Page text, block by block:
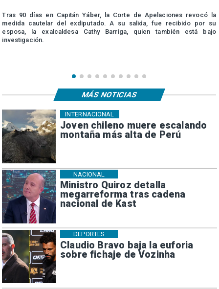
Tras 90 días en Capitán Yáber, la Corte de Apelaciones revocó la
medida cautelar del exdiputado. A su salida, fue recibido por su
esposa, la exalcaldesa Cathy Barriga, quien también está bajo
investigación.
Joven chileno muere escalando
montaña más alta de Perú
INTERNACIONAL
Ministro Quiroz detalla
megarreforma tras cadena
nacional de Kast
NACIONAL
Claudio Bravo baja la euforia
sobre fichaje de Vozinha
DEPORTES
MÁS NOTICIAS